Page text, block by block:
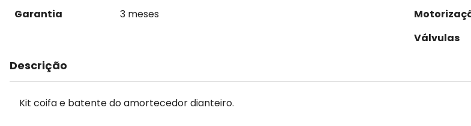
Garantia
3 meses
Válvulas
Descrição
Kit coifa e batente do amortecedor dianteiro.